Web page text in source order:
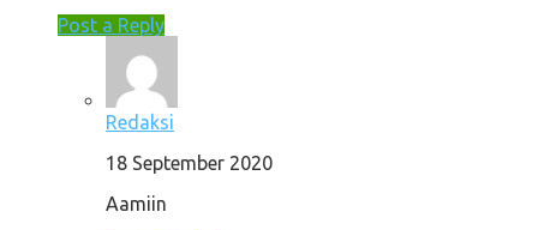
Post a Reply
Redaksi
18 September 2020
Aamiin